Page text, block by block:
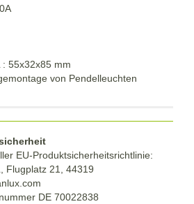
55x32x85 mm
von Pendelleuchten
EU-Produktsicherheitsrichtlinie:
Flugplatz 21, 44319
DE 70022838